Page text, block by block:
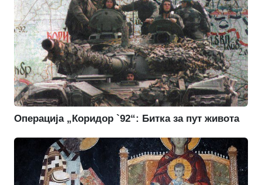
Операција „Коридор `92“: Битка за пут живота